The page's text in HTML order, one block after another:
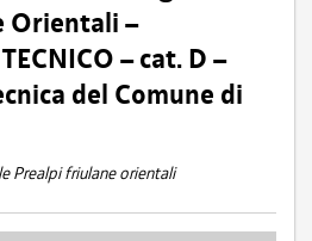
Orientali –
– cat. D –
del Comune di
Prealpi friulane orientali